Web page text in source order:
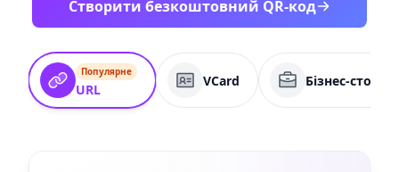
Створити безкоштовний QR-код
Популярне
URL
VCard Бізнес-